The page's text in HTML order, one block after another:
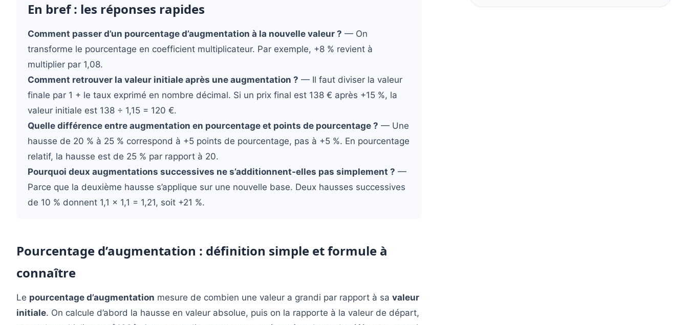
En bref : les réponses rapides
Comment passer d’un pourcentage d’augmentation à la nouvelle valeur ? — On
transforme le pourcentage en coefficient multiplicateur. Par exemple, +8 % revient à
multiplier par 1,08.
Comment retrouver la valeur initiale après une augmentation ? — Il faut diviser la valeur
finale par 1 + le taux exprimé en nombre décimal. Si un prix final est 138 € après +15 %, la
valeur initiale est 138 ÷ 1,15 = 120 €.
Quelle différence entre augmentation en pourcentage et points de pourcentage ? — Une
hausse de 20 % à 25 % correspond à +5 points de pourcentage, pas à +5 %. En pourcentage
relatif, la hausse est de 25 % par rapport à 20.
Pourquoi deux augmentations successives ne s’additionnent-elles pas simplement ? —
Parce que la deuxième hausse s’applique sur une nouvelle base. Deux hausses successives
de 10 % donnent 1,1 × 1,1 = 1,21, soit +21 %.
Pourcentage d’augmentation : définition simple et formule à
connaître
Le pourcentage d’augmentation mesure de combien une valeur a grandi par rapport à sa valeur
initiale. On calcule d’abord la hausse en valeur absolue, puis on la rapporte à la valeur de départ,